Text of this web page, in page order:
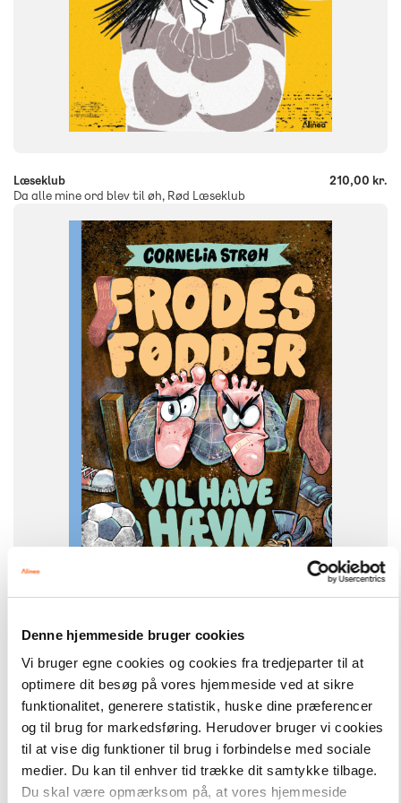
Denne hjemmeside bruger cookies
Vi bruger egne cookies og cookies fra tredjeparter til at
optimere dit besøg på vores hjemmeside ved at sikre
funktionalitet, generere statistik, huske dine præferencer
og til brug for markedsføring. Herudover bruger vi cookies
til at vise dig funktioner til brug i forbindelse med sociale
medier. Du kan til enhver tid trække dit samtykke tilbage.
Du skal være opmærksom på, at vores hjemmeside
+
Læseklub
Da alle mine ord blev til øh, Rød Læseklub
210,00 kr.
1. klasse 2. klasse 3. klasse 4. klasse 5. klasse
Flergangsbog
9788723578013
Frodes fødder vil have hævn, Blå læseklub
Hent flere